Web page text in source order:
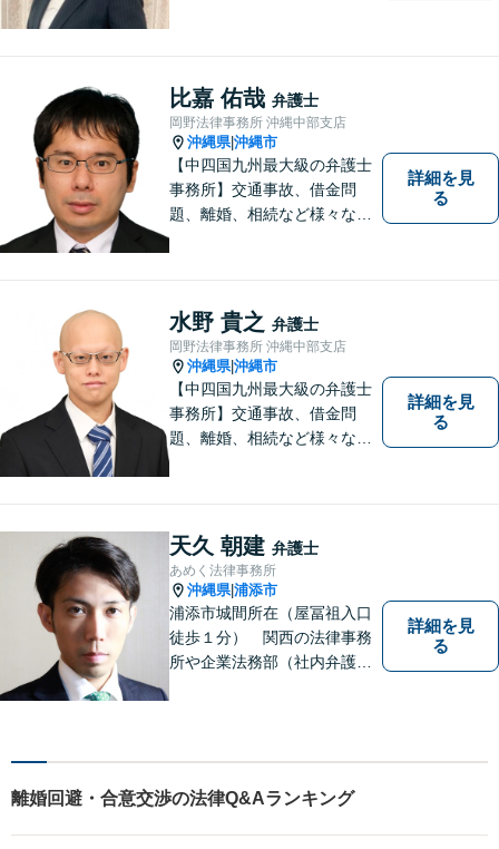
比嘉 佑哉 弁護士
岡野法律事務所 沖縄中部支店
沖縄県|沖縄市
【中四国九州最大級の弁護士
事務所】交通事故、借金問
題、離婚、相続など様々な問
まずはお気軽にご相談くださ
い！
詳細を見
る
水野 貴之 弁護士
岡野法律事務所 沖縄中部支店
沖縄県|沖縄市
【中四国九州最大級の弁護士
事務所】交通事故、借金問
題、離婚、相続など様々な問
まずはお気軽にご相談くださ
い！
詳細を見
る
天久 朝建 弁護士
あめく法律事務所
沖縄県|浦添市
浦添市城間所在（屋冨祖入口
徒歩１分） 関西の法律事務
所や企業法務部（社内弁護士
詳細を見
る
離婚回避・合意交渉の法律Q&Aランキング